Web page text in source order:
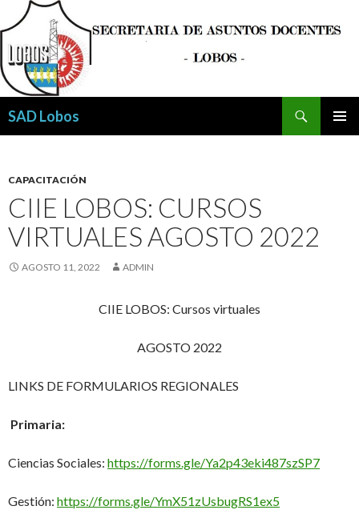
SAD Lobos
CAPACITACIÓN
CIIE LOBOS: CURSOS
VIRTUALES AGOSTO 2022
AGOSTO 11, 2022 ADMIN
CIIE LOBOS: Cursos virtuales
AGOSTO 2022
LINKS DE FORMULARIOS REGIONALES
Primaria:
Ciencias Sociales: https://forms.gle/Ya2p43eki487szSP7
Gestión: https://forms.gle/YmX51zUsbugRS1ex5